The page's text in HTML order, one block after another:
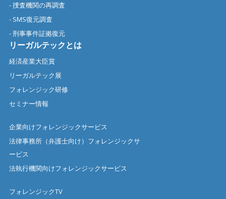
- 捜査機関の再調査
- SMS復元調査
- 刑事事件証拠復元
リーガルテックとは
経済産業大臣賞
リーガルテック展
フォレンジック研修
セミナー情報
企業向けフォレンジックサービス
法律事務所（弁護士向け）フォレンジックサ
ービス
法執行機関向けフォレンジックサービス
フォレンジックTV